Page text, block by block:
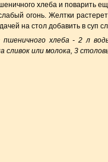
хлеба и поварить
огонь. Желтки
на стол добавить в суп
хлеба - 2 л
сливок или молока, 3